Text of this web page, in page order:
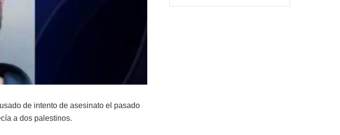
de intento de asesinato el pasado
a dos palestinos.